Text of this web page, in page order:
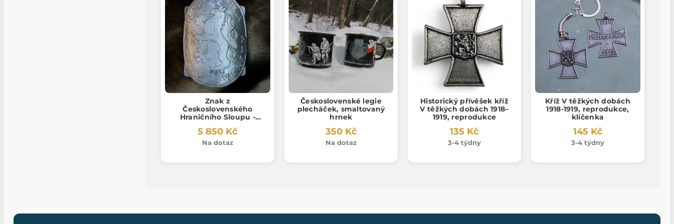
Znak z
Československého
Hraničního Sloupu -
5 850 Kč
Na dotaz
Československé legie
plecháček, smaltovaný
hrnek
350 Kč
Na dotaz
Historický přívěšek kříž
V těžkých dobách 1918–
1919, reprodukce
135 Kč
3-4 týdny
Kříž V těžkých dobách
1918-1919, reprodukce,
klíčenka
145 Kč
3-4 týdny